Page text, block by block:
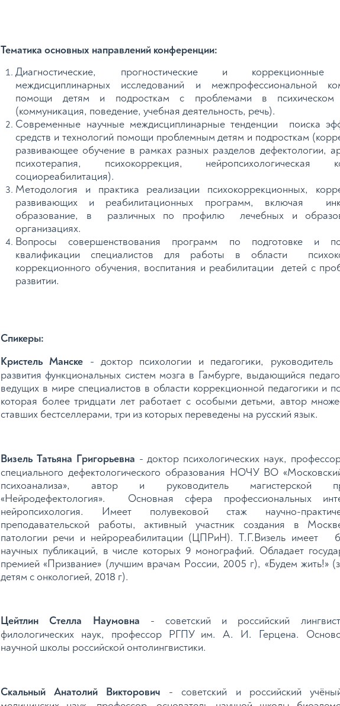
Тематика основных направлений конференции:
Диагностические, прогностические и коррекционные
междисциплинарных исследований и межпрофессиональной
помощи детям и подросткам с проблемами в психическом
(коммуникация, поведение, учебная деятельность, речь).
Современные научные междисциплинарные тенденции поиска
средств и технологий помощи проблемным детям и подросткам
развивающее обучение в рамках разных разделов дефектологии,
психотерапия, психокоррекция, нейропсихологическая
социореабилитация).
Методология и практика реализации психокоррекционных,
развивающих и реабилитационных программ, включая
образование, в различных по профилю лечебных и
организациях.
Вопросы совершенствования программ по подготовке и
квалификации специалистов для работы в области
коррекционного обучения, воспитания и реабилитации детей с
развитии.
Спикеры:
Кристель Манске - доктор психологии и педагогики, руководитель
развития функциональных систем мозга в Гамбурге, выдающийся
ведущих в мире специалистов в области коррекционной педагогики и
которая более тридцати лет работает с особыми детьми, автор
ставших бестселлерами, три из которых переведены на русский язык.
Визель Татьяна Григорьевна - доктор психологических наук,
специального дефектологического образования НОЧУ ВО
психоанализа», автор и руководитель магистерской
«Нейродефектология». Основная сфера профессиональных
нейропсихология. Имеет полувековой стаж научно-
преподавательской работы, активный участник создания в
патологии речи и нейрореабилитации (ЦПРиН). Т.Г.Визель имеет
научных публикаций, в числе которых 9 монографий. Обладает
премией «Призвание» (лучшим врачам России, 2005 г), «Будем жить!»
детям с онкологией, 2018 г).
Цейтлин Стелла Наумовна - советский и российский
филологических наук, профессор РГПУ им. А. И. Герцена.
научной школы российской онтолингвистики.
Скальный Анатолий Викторович - советский и российский